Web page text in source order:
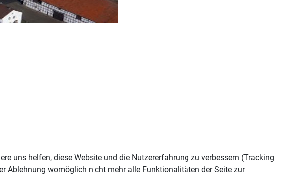
uns helfen, diese Website und die Nutzererfahrung zu verbessern (Tracking
Ablehnung womöglich nicht mehr alle Funktionalitäten der Seite zur